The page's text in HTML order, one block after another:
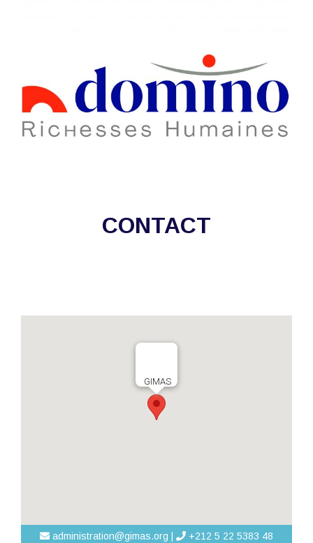
CONTACT
GIMAS
administration@gimas.org | +212 5 22 5383 48